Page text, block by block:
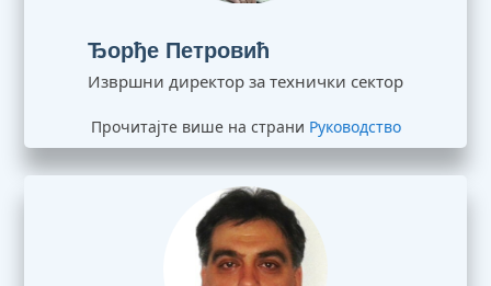
Ђорђе Петровић
Извршни директор за технички сектор
Прочитајте више на страни Руководство